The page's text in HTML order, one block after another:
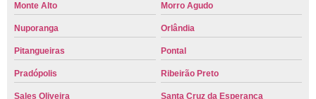
Monte Alto Morro Agudo
Nuporanga Orlândia
Pitangueiras Pontal
Pradópolis Ribeirão Preto
Sales Oliveira Santa Cruz da Esperança